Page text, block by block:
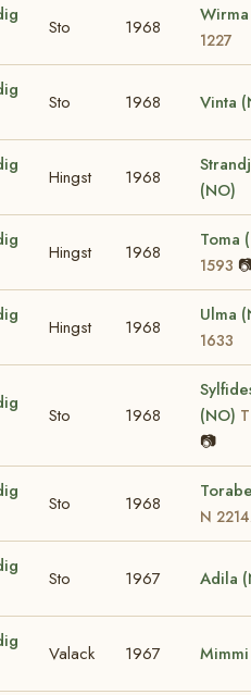
Sto 1968
1227
Sto 1968 Vinta
Hingst 1968
(NO)
Hingst 1968
Toma
1593
Hingst 1968
Ulma
1633
Sto 1968
(NO)
📷
Sto 1968
N
Sto 1967 Adila
Valack 1967